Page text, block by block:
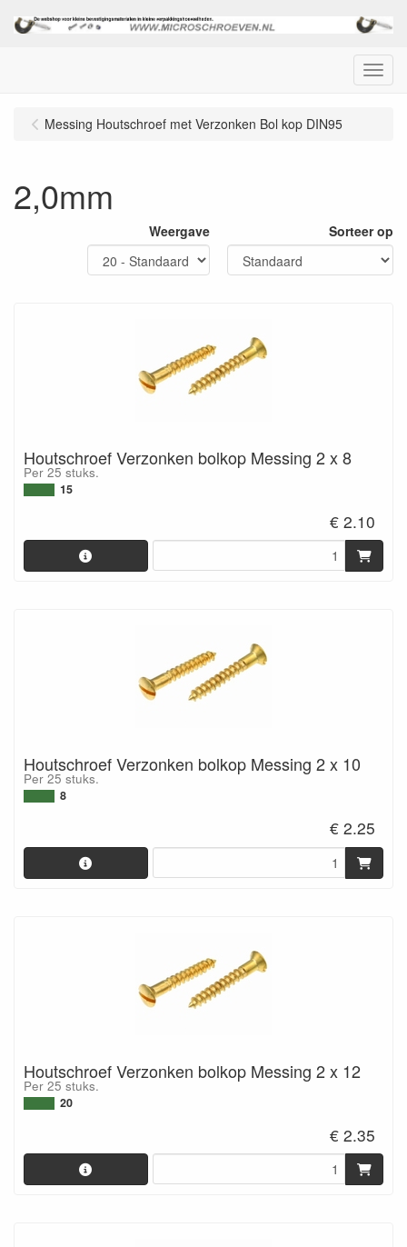
Menu
Messing Houtschroef met Verzonken Bol kop DIN95
2,0mm
Weergave Sorteer op
Houtschroef Verzonken bolkop Messing 2 x 8
Per 25 stuks.
15
€ 2.10
Houtschroef Verzonken bolkop Messing 2 x 10
Per 25 stuks.
8
€ 2.25
Houtschroef Verzonken bolkop Messing 2 x 12
Per 25 stuks.
20
€ 2.35